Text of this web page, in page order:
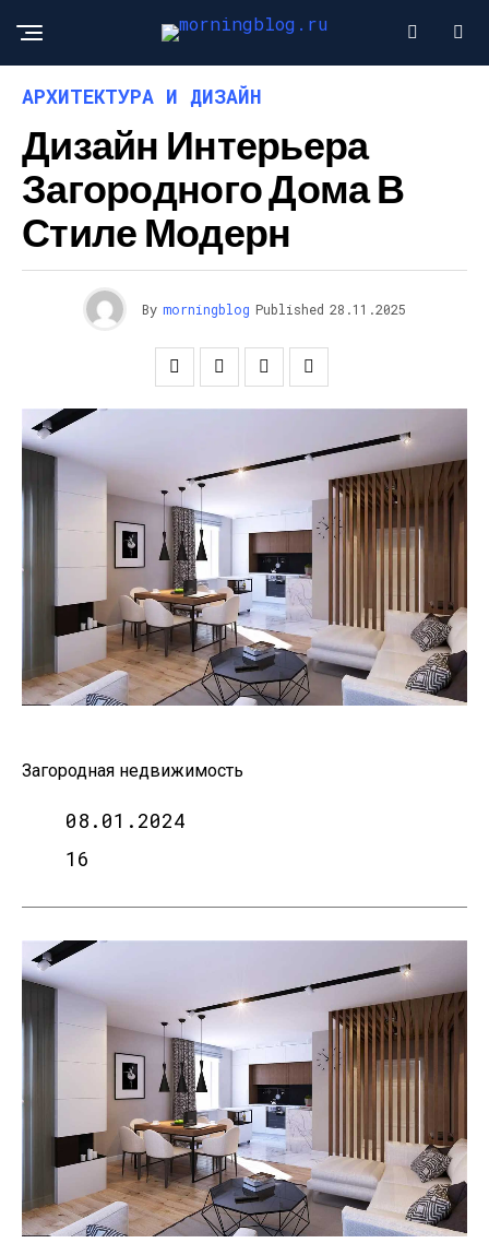
АРХИТЕКТУРА И ДИЗАЙН
Дизайн Интерьера
Загородного Дома В
Стиле Модерн
By morningblog Published 28.11.2025
Загородная недвижимость
08.01.2024
16